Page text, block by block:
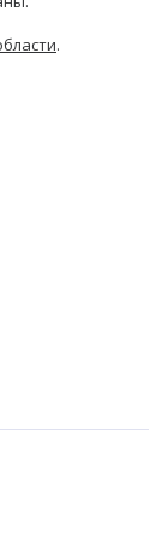
.